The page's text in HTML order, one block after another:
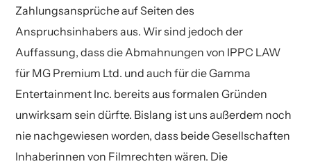
Zahlungsansprüche auf Seiten des
Anspruchsinhabers aus. Wir sind jedoch der
Auffassung, dass die Abmahnungen von IPPC LAW
für MG Premium Ltd. und auch für die Gamma
Entertainment Inc. bereits aus formalen Gründen
unwirksam sein dürfte. Bislang ist uns außerdem noch
nie nachgewiesen worden, dass beide Gesellschaften
Inhaberinnen von Filmrechten wären. Die